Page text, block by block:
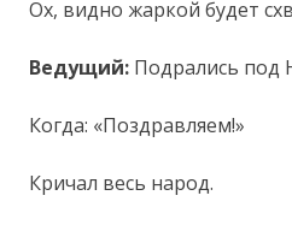
Ох, видно жаркой будет
Ведущий: Подрались под
Когда: «Поздравляем!»
Кричал весь народ.